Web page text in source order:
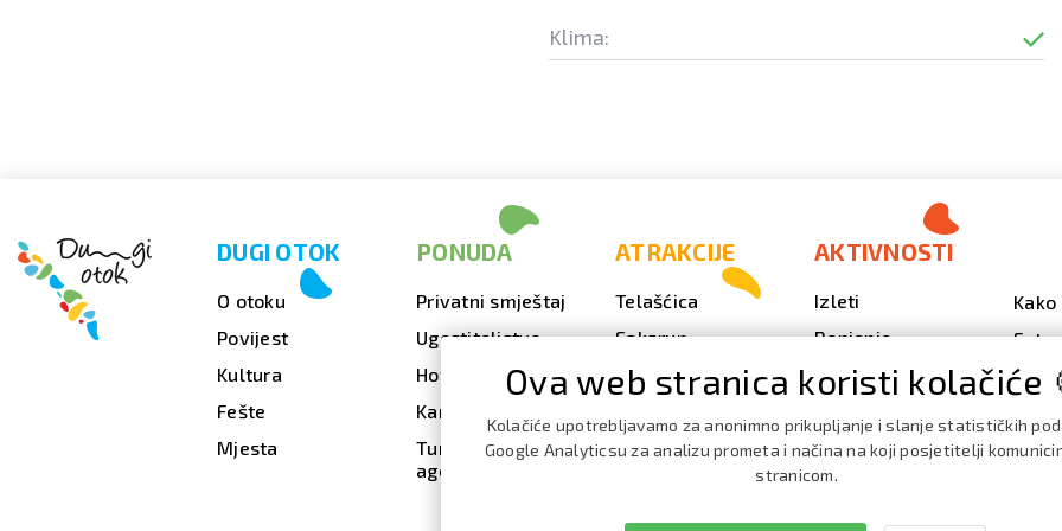
Klima:
DUGI OTOK
O otoku
Povijest
Kultura
Fešte
Mjesta
PONUDA
Privatni smještaj
Ugostiteljstvo
Hoteli
Kampovi
Turističke
agencije
ATRAKCIJE
Telašćica
Sakarun
Svjetionik Veli Rat
Strašna peć
AKTIVNOSTI
Izleti
Ronjenje
Outdoor
Nautika
Kako
Ova web stranica koristi kolačiće
Kolačiće upotrebljavamo za anonimno prikupljanje i slanje statističkih
Google Analyticsu za analizu prometa i načina na koji posjetitelji
stranicom.